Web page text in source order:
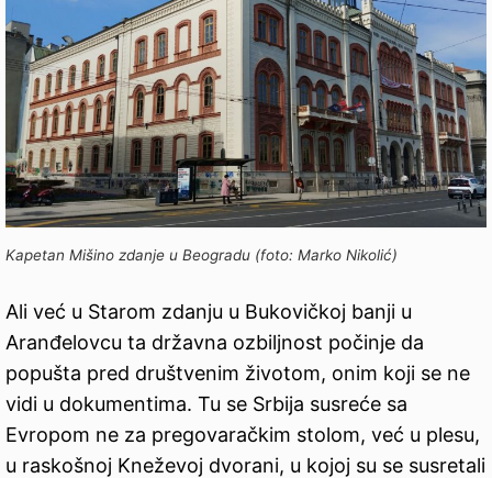
Kapetan Mišino zdanje u Beogradu (foto: Marko Nikolić)
Ali već u Starom zdanju u Bukovičkoj banji u
Aranđelovcu ta državna ozbiljnost počinje da
popušta pred društvenim životom, onim koji se ne
vidi u dokumentima. Tu se Srbija susreće sa
Evropom ne za pregovaračkim stolom, već u plesu,
u raskošnoj Kneževoj dvorani, u kojoj su se susretali